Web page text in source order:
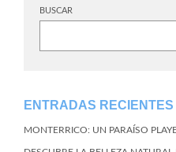
BUSCAR
ENTRADAS RECIENTES
MONTERRICO: UN PARAÍSO